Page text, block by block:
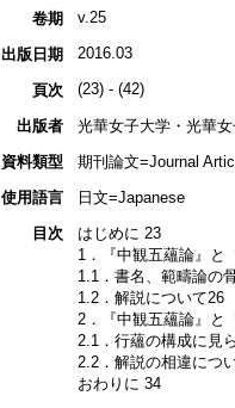
卷期
v.25
出版日期 2016.03
頁次 (23) - (42)
出版者
光華女子大学・光華
資料類型
期刊論文=Journal
使用語言
日文=Japanese
目次
はじめに 23
1．『中観五蘊論』と
1.1．書名、範疇論の
1.2．解説について26
2．『中観五蘊論』と
2.1．行蘊の構成に見
2.2．解説の相違につ
おわりに 34